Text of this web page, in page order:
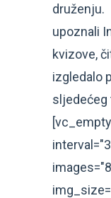
druženju.
upoznali
kvizove,
izgledalo
sljedećeg